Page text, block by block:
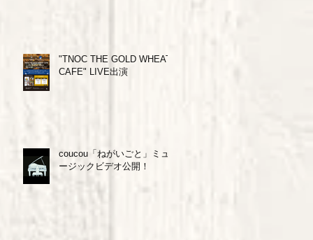
"TNOC THE GOLD WHEAT
CAFE" LIVE出演
coucou「ねがいごと」ミュ
ージックビデオ公開！